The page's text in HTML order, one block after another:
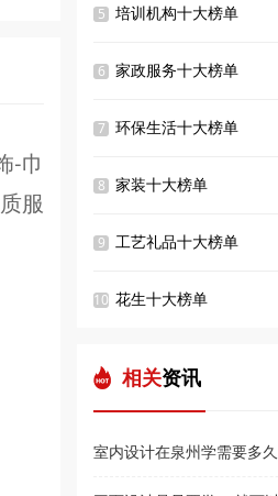
-巾
服
5 培训机构十大榜单
6 家政服务十大榜单
7 环保生活十大榜单
8 家装十大榜单
9 工艺礼品十大榜单
10 花生十大榜单
相关资讯
室内设计在泉州学需要多